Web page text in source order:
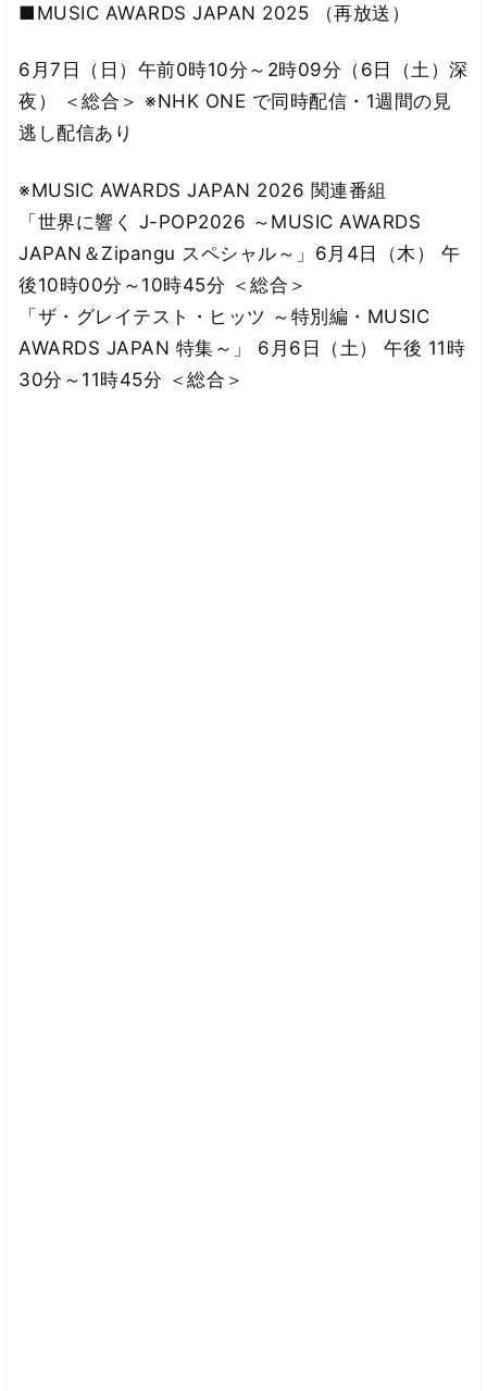
■MUSIC AWARDS JAPAN 2025 （再放送）
6月7日（日）午前0時10分～2時09分（6日（土）深
夜） ＜総合＞ ※NHK ONE で同時配信・1週間の見
逃し配信あり
※MUSIC AWARDS JAPAN 2026 関連番組
「世界に響く J-POP2026 ～MUSIC AWARDS
JAPAN＆Zipangu スペシャル～」6月4日（木） 午
後10時00分～10時45分 ＜総合＞
「ザ・グレイテスト・ヒッツ ～特別編・MUSIC
AWARDS JAPAN 特集～」 6月6日（土） 午後 11時
30分～11時45分 ＜総合＞